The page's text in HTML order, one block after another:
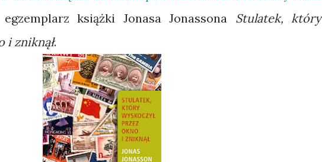
książki Jonasa Jonassona Stulatek, który
i zniknął.